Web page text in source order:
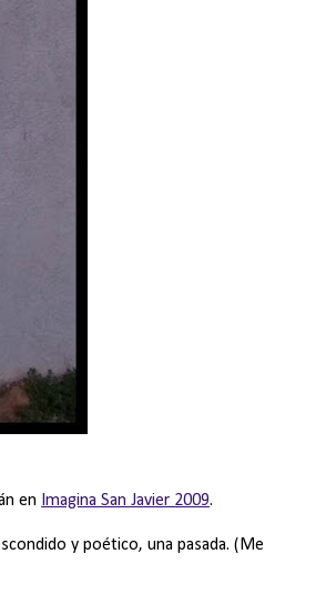
en Imagina San Javier 2009.
y poético, una pasada. (Me